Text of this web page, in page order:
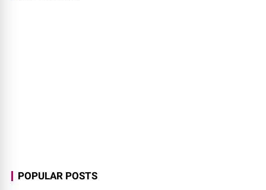
POPULAR POSTS